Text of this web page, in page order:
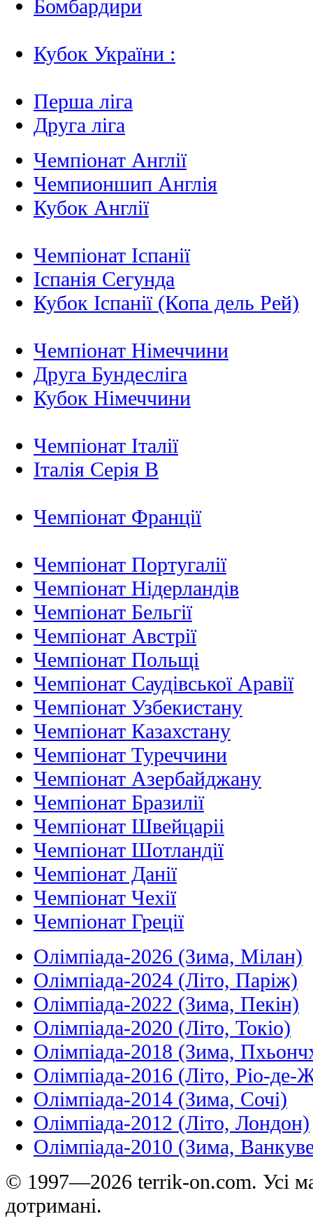
Бомбардири
Кубок України :
Перша ліга
Друга ліга
Чемпіонат Англії
Чемпионшип Англія
Кубок Англії
Чемпіонат Іспанії
Іспанія Сегунда
Кубок Іспанії (Копа дель Рей)
Чемпіонат Німеччини
Друга Бундесліга
Кубок Німеччини
Чемпіонат Італії
Італія Серія B
Чемпіонат Франції
Чемпіонат Португалії
Чемпіонат Нідерландiв
Чемпіонат Бельгії
Чемпіонат Австрії
Чемпіонат Польщі
Чемпіонат Саудівської Аравії
Чемпіонат Узбекистану
Чемпіонат Казахстану
Чемпіонат Туреччини
Чемпіонат Азербайджану
Чемпіонат Бразилії
Чемпіонат Швейцаріі
Чемпіонат Шотландії
Чемпіонат Данії
Чемпіонат Чехії
Чемпіонат Греції
Олімпіада-2026 (Зима, Мілан)
Олімпіада-2024 (Літо, Паріж)
Олімпіада-2022 (Зима, Пекін)
Олімпіада-2020 (Літо, Токіо)
Олімпіада-2018 (Зима,
Олімпіада-2016 (Літо, Ріо-де-
Олімпіада-2014 (Зима, Сочі)
Олімпіада-2012 (Літо, Лондон)
Олімпіада-2010 (Зима,
© 1997—2026 terrik-on.com. Усі
дотримані.